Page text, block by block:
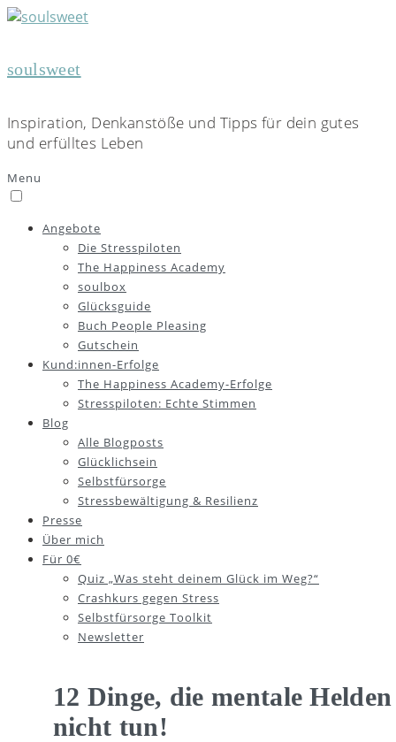
soulsweet
Inspiration, Denkanstöße und Tipps für dein gutes
und erfülltes Leben
Menu
Angebote
Die Stresspiloten
The Happiness Academy
soulbox
Glücksguide
Buch People Pleasing
Gutschein
Kund:innen-Erfolge
The Happiness Academy-Erfolge
Stresspiloten: Echte Stimmen
Blog
Alle Blogposts
Glücklichsein
Selbstfürsorge
Stressbewältigung & Resilienz
Presse
Über mich
Für 0€
Quiz „Was steht deinem Glück im Weg?“
Crashkurs gegen Stress
Selbstfürsorge Toolkit
Newsletter
12 Dinge, die mentale Helden
nicht tun!